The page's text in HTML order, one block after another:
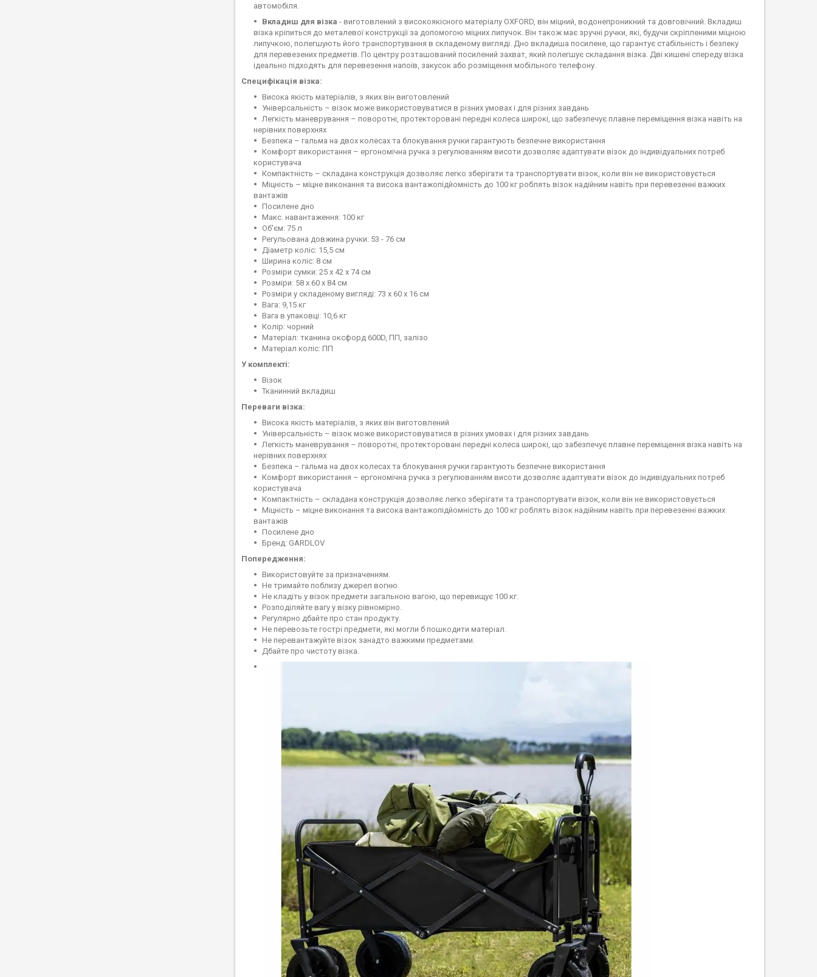
автомобіля.
Вкладиш для візка - виготовлений з високоякісного матеріалу OXFORD, він міцний, водонепроникний та довговічний. Вкладиш
візка кріпиться до металевої конструкції за допомогою міцних липучок. Він також має зручні ручки, які, будучи скріпленими міцною
липучкою, полегшують його транспортування в складеному вигляді. Дно вкладиша посилене, що гарантує стабільність і безпеку
для перевезених предметів. По центру розташований посилений захват, який полегшує складання візка. Дві кишені спереду візка
ідеально підходять для перевезення напоїв, закусок або розміщення мобільного телефону.
Специфікація візка:
Висока якість матеріалів, з яких він виготовлений
Універсальність – візок може використовуватися в різних умовах і для різних завдань
Легкість маневрування – поворотні, протекторовані передні колеса широкі, що забезпечує плавне переміщення візка навіть на
нерівних поверхнях
Безпека – гальма на двох колесах та блокування ручки гарантують безпечне використання
Комфорт використання – ергономічна ручка з регулюванням висоти дозволяє адаптувати візок до індивідуальних потреб
користувача
Компактність – складана конструкція дозволяє легко зберігати та транспортувати візок, коли він не використовується
Міцність – міцне виконання та висока вантажопідйомність до 100 кг роблять візок надійним навіть при перевезенні важких
вантажів
Посилене дно
Макс. навантаження: 100 кг
Об'єм: 75 л
Регульована довжина ручки: 53 - 76 см
Діаметр коліс: 15,5 см
Ширина коліс: 8 см
Розміри сумки: 25 x 42 x 74 см
Розміри: 58 x 60 x 84 см
Розміри у складеному вигляді: 73 x 60 x 16 см
Вага: 9,15 кг
Вага в упаковці: 10,6 кг
Колір: чорний
Матеріал: тканина оксфорд 600D, ПП, залізо
Матеріал коліс: ПП
У комплекті:
Візок
Тканинний вкладиш
Переваги візка:
Висока якість матеріалів, з яких він виготовлений
Універсальність – візок може використовуватися в різних умовах і для різних завдань
Легкість маневрування – поворотні, протекторовані передні колеса широкі, що забезпечує плавне переміщення візка навіть на
нерівних поверхнях
Безпека – гальма на двох колесах та блокування ручки гарантують безпечне використання
Комфорт використання – ергономічна ручка з регулюванням висоти дозволяє адаптувати візок до індивідуальних потреб
користувача
Компактність – складана конструкція дозволяє легко зберігати та транспортувати візок, коли він не використовується
Міцність – міцне виконання та висока вантажопідйомність до 100 кг роблять візок надійним навіть при перевезенні важких
вантажів
Посилене дно
Бренд: GARDLOV
Попередження:
Використовуйте за призначенням.
Не тримайте поблизу джерел вогню.
Не кладіть у візок предмети загальною вагою, що перевищує 100 кг.
Розподіляйте вагу у візку рівномірно.
Регулярно дбайте про стан продукту.
Не перевозьте гострі предмети, які могли б пошкодити матеріал.
Не перевантажуйте візок занадто важкими предметами.
Дбайте про чистоту візка.